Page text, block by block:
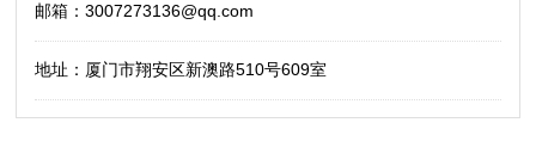
邮箱：3007273136@qq.com
地址：厦门市翔安区新澳路510号609室